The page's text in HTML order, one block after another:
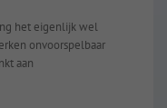
het eigenlijk wel
onvoorspelbaar
aan